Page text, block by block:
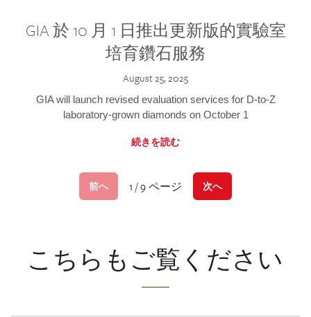
GIA 於 10 月 1 日推出更新版的實驗室
培育鑽石服務
August 25, 2025
GIA will launch revised evaluation services for D-to-Z
laboratory-grown diamonds on October 1
続きを読む
前へ 1 / 9 ページ 次へ
こちらもご覧ください